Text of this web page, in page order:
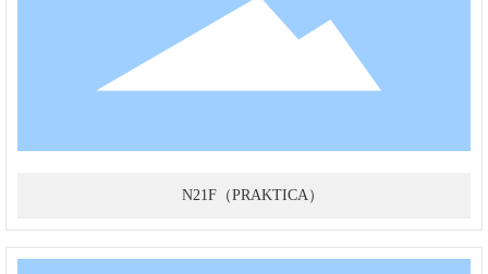
N21F（PRAKTICA）